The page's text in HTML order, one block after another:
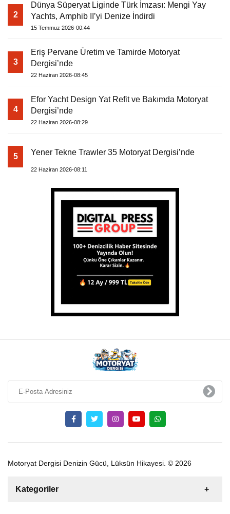
2
Dünya Süperyat Liginde Türk İmzası: Mengi Yay
Yachts, Amphib II’yi Denize İndirdi
15 Temmuz 2026-00:44
3
Eriş Pervane Üretim ve Tamirde Motoryat
Dergisi’nde
22 Haziran 2026-08:45
4
Efor Yacht Design Yat Refit ve Bakımda Motoryat
Dergisi’nde
22 Haziran 2026-08:29
5 Yener Tekne Trawler 35 Motoryat Dergisi’nde
22 Haziran 2026-08:11
Motoryat Dergisi Denizin Gücü, Lüksün Hikayesi. © 2026
Kategoriler